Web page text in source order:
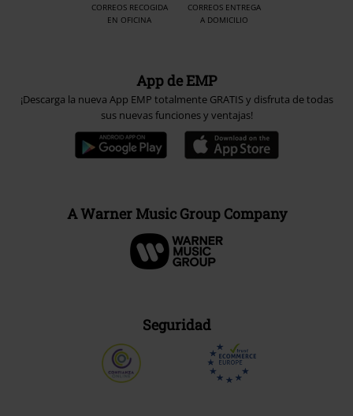
CORREOS RECOGIDA
EN OFICINA
CORREOS ENTREGA
A DOMICILIO
App de EMP
¡Descarga la nueva App EMP totalmente GRATIS y disfruta de todas
sus nuevas funciones y ventajas!
A Warner Music Group Company
Seguridad